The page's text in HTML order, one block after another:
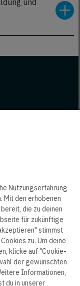
um
zu
und
gibt es
bei
damit die
Nutzungserfahrung
Mit den erhobenen
die zu deinen
für zukünftige
stimmst
zu. Um deine
klicke auf "Cookie-
der gewünschten
Informationen,
du in unserer